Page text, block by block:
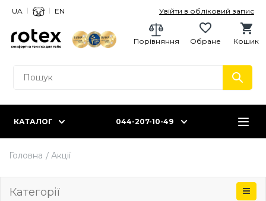
UA EN Увійти в обліковий запис
Кошик
Обране
Порівняння
КАТАЛОГ 044-207-10-49
Головна Акції
Категорії